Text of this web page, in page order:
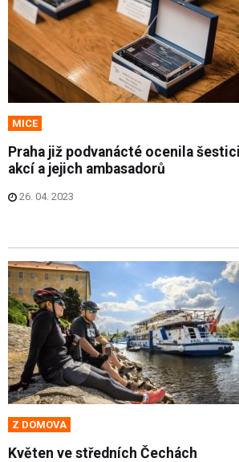
MICE
Praha již podvanácté ocenila
akcí a jejich ambasadorů
26. 04. 2023
Z DOMOVA
Květen ve středních Čechách